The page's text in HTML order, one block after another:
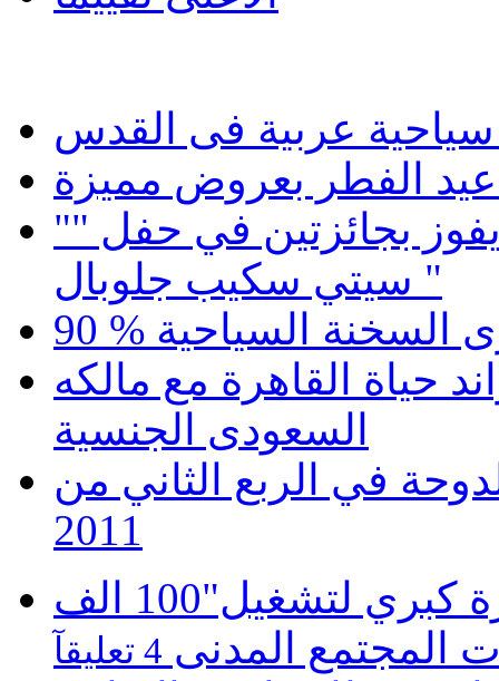
سياحية عربية فى القدس
الفطر بعروض مميزة
"برج كابيتال جيت المائل " بدبى يفوز بجائزتين في حفل "
سيتي سكيب جلوبال "
السخنة السياحية
حياة القاهرة مع مالكه
السعودى الجنسية
تفتتح 3 فنادق بالدوحة في الربع الثاني من
2011
موبينيل تطلق مبادرة كبري لتشغيل"100 الف
المجتمع المدنى 4 تعليقآ